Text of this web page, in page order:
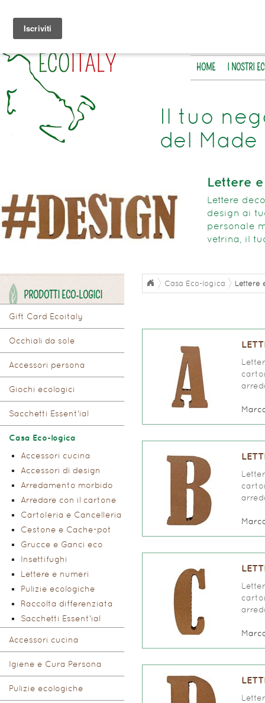
HOME I NOSTRI
Il tuo
del
Lettere
Lettere
design ai
personale
vetrina, il
PRODOTTI ECO-LOGICI
Gift Card Ecoitaly
Occhiali da sole
Accessori persona
Giochi ecologici
Sacchetti Essent'ial
Casa Eco-logica
Accessori cucina
Accessori di design
Arredamento morbido
Arredare con il cartone
Cartoleria e Cancelleria
Cestone e Cache-pot
Grucce e Ganci eco
Insettifughi
Lettere e numeri
Pulizie ecologiche
Raccolta differenziata
Sacchetti Essent'ial
Accessori cucina
Igiene e Cura Persona
Pulizie ecologiche
Casa Eco-logica Lettere